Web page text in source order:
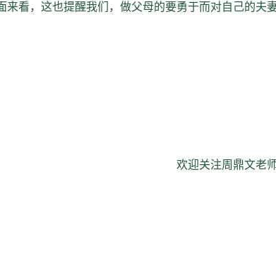
来看，这也提醒我们，做父母的要勇于而对自己的夫
欢迎关注周鼎文老